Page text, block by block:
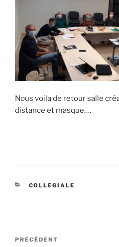
Nous voila de retour salle
distance et masque….
CATÉGORIES
COLLEGIALE
Navigation
Article
PRÉCÉDENT